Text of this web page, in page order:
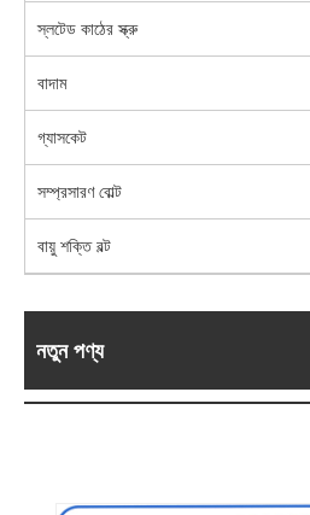
স্লটেড কাঠের স্ক্রু
বাদাম
গ্যাসকেট
সম্প্রসারণ বোল্ট
বায়ু শক্তি বল্ট
নতুন পণ্য